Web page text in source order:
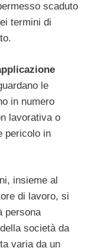
scaduto
termini di
le
in numero
lavorativa o
pericolo in
insieme al
di lavoro, si
persona
società da
varia da un